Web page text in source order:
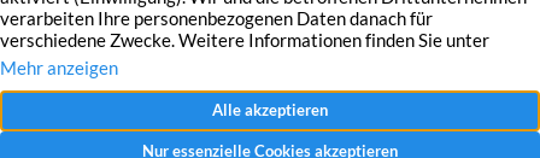
Anfrage einverstanden.Datenschutzerklärung und Widerrufshinweise
Nachricht senden